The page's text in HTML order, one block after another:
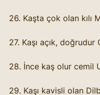
26. Kaşta çok olan kılı
27. Kaşı açık,
28. İnce kaş olur cemil
29. Kaşı kavisli olan